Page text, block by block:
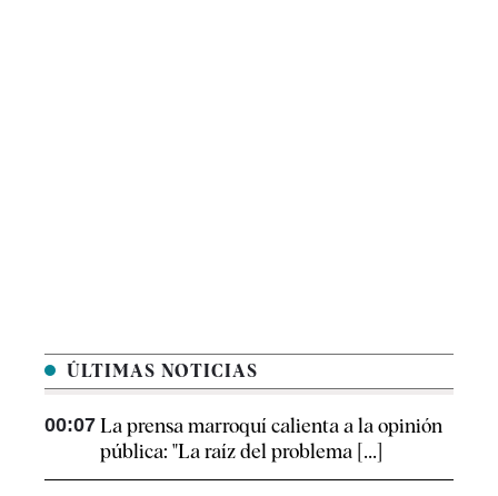
ÚLTIMAS NOTICIAS
00:07 La prensa marroquí calienta a la opinión
pública: "La raíz del problema [...]